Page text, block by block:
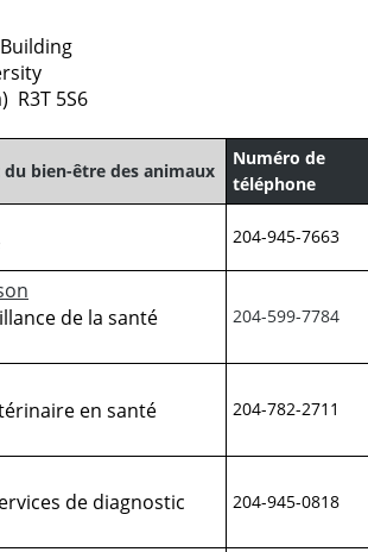
R3T 5S6
du bien-être des animaux
Numéro de
téléphone
204-945-7663
de la santé
204-599-7784
en santé
204-782-2711
de diagnostic
204-945-0818